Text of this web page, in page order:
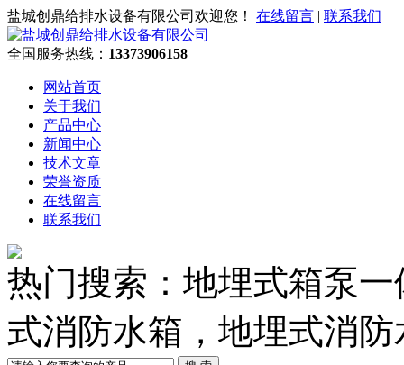
盐城创鼎给排水设备有限公司欢迎您！ 在线留言 | 联系我们
全国服务热线： 13373906158
网站首页
关于我们
产品中心
新闻中心
技术文章
荣誉资质
在线留言
联系我们
热门搜索：地埋式箱泵
式消防水箱，地埋式消